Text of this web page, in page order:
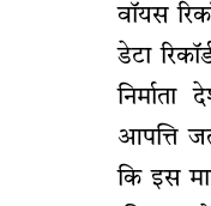
वॉयस
डेटा
आपत्ति
कि इस